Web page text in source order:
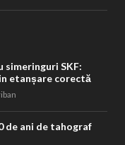
simeringuri SKF:
etanșare corectă
de ani de tahograf